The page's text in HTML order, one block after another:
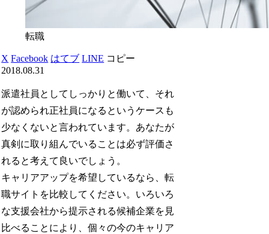
転職
X Facebook はてブ LINE コピー
2018.08.31
派遣社員としてしっかりと働いて、それ
が認められ正社員になるというケースも
少なくないと言われています。あなたが
真剣に取り組んでいることは必ず評価さ
れると考えて良いでしょう。
キャリアアップを希望しているなら、転
職サイトを比較してください。いろいろ
な支援会社から提示される候補企業を見
比べることにより、個々の今のキャリア